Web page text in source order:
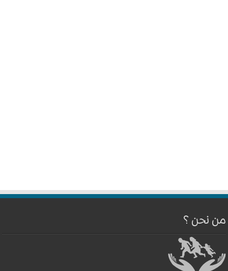
من نحن ؟